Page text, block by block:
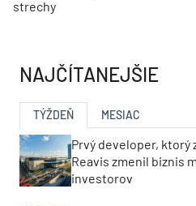
strechy
NAJČÍTANEJŠIE
TÝŽDEŇ MESIAC
Prvý developer, ktorý
Reavis zmenil biznis
investorov